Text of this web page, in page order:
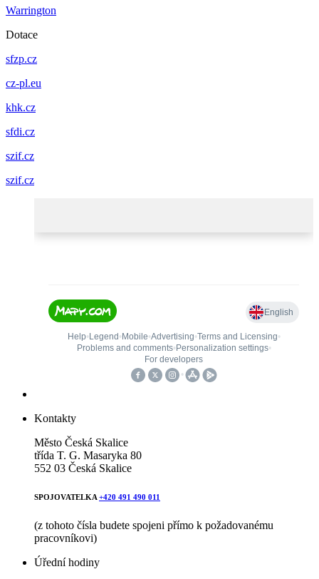
Warrington
Dotace
sfzp.cz
cz-pl.eu
khk.cz
sfdi.cz
szif.cz
szif.cz
Kontakty
Město Česká Skalice
třída T. G. Masaryka 80
552 03 Česká Skalice
SPOJOVATELKA +420 491 490 011
(z tohoto čísla budete spojeni přímo k požadovanému
pracovníkovi)
Úřední hodiny